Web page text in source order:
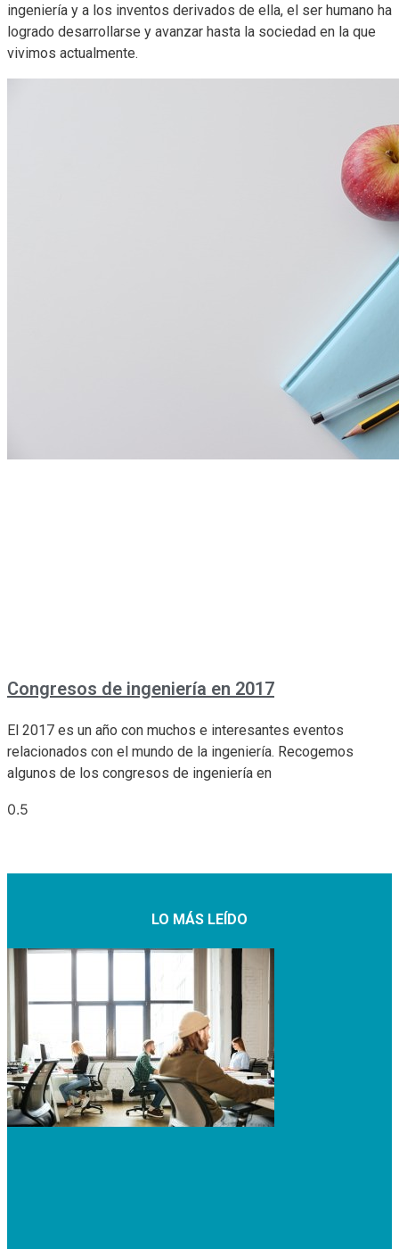
ingeniería y a los inventos derivados de ella, el ser humano ha
logrado desarrollarse y avanzar hasta la sociedad en la que
vivimos actualmente.
Congresos de ingeniería en 2017
El 2017 es un año con muchos e interesantes eventos
relacionados con el mundo de la ingeniería. Recogemos
algunos de los congresos de ingeniería en
LO MÁS LEÍDO